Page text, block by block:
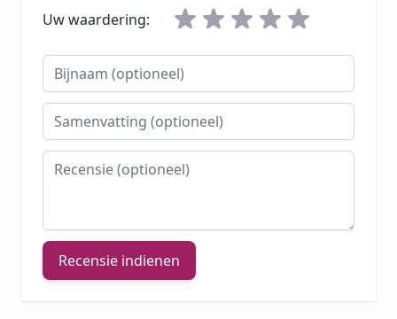
Uw waardering:
Bijnaam
Samenvatting
Recensie
Recensie indienen